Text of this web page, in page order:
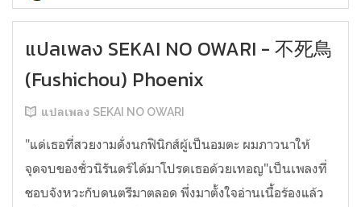
แปลเพลง SEKAI NO OWARI - 不死鳥
(Fushichou) Phoenix
แปลเพลง SEKAI NO OWARI
"แด่เธอที่สวยงามดั่งนกฟินิกส์ผู้เป็นอมตะ ผมภาวนาให้
จุดจบของชั่วนิรันดร์ได้มาโปรดเธอด้วยเทอญ"เป็นเพลงที่
ชอบจังหวะกับดนตรีมาตลอด พึ่งมาตั้งใจอ่านเนื้อร้องแล้ว